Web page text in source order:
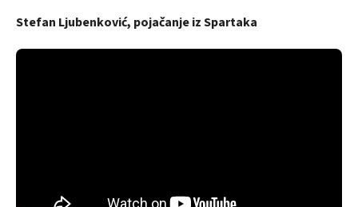
Stefan Ljubenković, pojačanje iz Spartaka